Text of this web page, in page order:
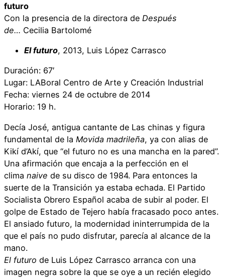
futuro
Con la presencia de la directora de Después
de… Cecilia Bartolomé
El futuro, 2013, Luis López Carrasco
Duración: 67′
Lugar: LABoral Centro de Arte y Creación Industrial
Fecha: viernes 24 de octubre de 2014
Horario: 19 h.
Decía José, antigua cantante de Las chinas y figura
fundamental de la Movida madrileña, ya con alias de
Kikí d’Akí, que “el futuro no es una mancha en la pared”.
Una afirmación que encaja a la perfección en el
clima naive de su disco de 1984. Para entonces la
suerte de la Transición ya estaba echada. El Partido
Socialista Obrero Español acaba de subir al poder. El
golpe de Estado de Tejero había fracasado poco antes.
El ansiado futuro, la modernidad ininterrumpida de la
que el país no pudo disfrutar, parecía al alcance de la
mano.
El futuro de Luis López Carrasco arranca con una
imagen negra sobre la que se oye a un recién elegido